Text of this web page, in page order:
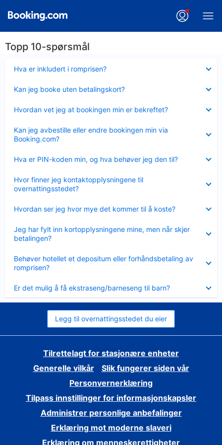
Topp 10-spørsmål
Hva er inkludert i romprisen?
mindre
Kan jeg booke uten betalingskort?
mindre
Hvordan vet jeg at bookingen min er bekreftet?
mindre
Kan jeg avbestille eller endre bookingen min via
Booking.com?
mindre
Hva er PIN-koden min, og hva behøver jeg den til?
mindre
Hvor finner jeg kontaktopplysningene til
overnattingsstedet?
mindre
Hvordan ser jeg hvor mye det kommer til å koste?
mindre
Jeg har fylt inn kortopplysningene mine, men når skjer
betalingen?
mindre
Behøver hotellet et depositum eller forhåndsbetaling av
romprisen?
mindre
Er det mulig å få ekstraseng/barneseng til barn?
mindre
Legg til overnattingsstedet du eier
Tilrettelagt for stasjonære enheter
Generelle vilkår
Slik fungerer siden vår
Personvernerklæring
Tilpass innstillinger for informasjonskapsler
Administrer personlige anbefalinger
Erklæring mot moderne slaveri
Erklæring om menneskerettigheter